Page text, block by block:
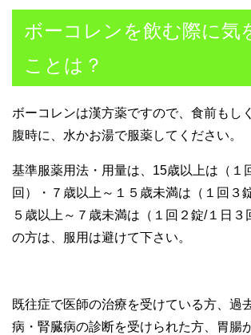
ボーコレンを飲む際に気
ことは？
ボーコレンは漢方薬ですので、食前もし
腹時に、水かお湯で服薬してください。
基準服薬用法・用量は、15歳以上は（１
回）・７歳以上～１５歳未満は（１回３
５歳以上～７歳未満は（１回２錠/１日３
の方は、服用は避けて下さい。
既往症で医師の治療を受けている方、過
病・腎臓病の診断を受けられた方、胃腸